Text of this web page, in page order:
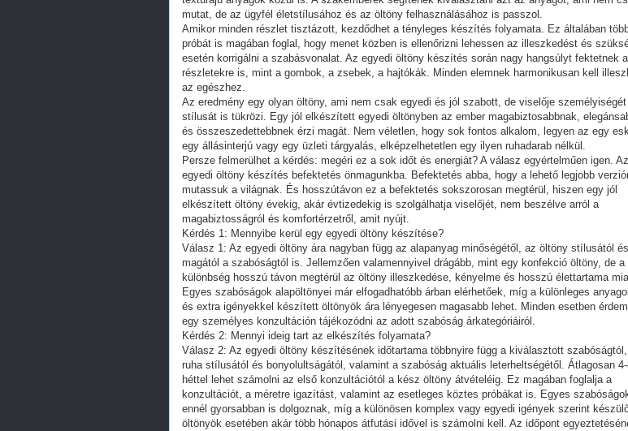
mutat, de az ügyfél életstílusához és az öltöny felhasználásához is passzol.
Amikor minden részlet tisztázott, kezdődhet a tényleges készítés folyamata. Ez általában
próbát is magában foglal, hogy menet közben is ellenőrizni lehessen az illeszkedést és
esetén korrigálni a szabásvonalat. Az egyedi öltöny készítés során nagy hangsúlyt fektetnek
részletekre is, mint a gombok, a zsebek, a hajtókák. Minden elemnek harmonikusan kell
az egészhez.
Az eredmény egy olyan öltöny, ami nem csak egyedi és jól szabott, de viselője személyiségét
stílusát is tükrözi. Egy jól elkészített egyedi öltönyben az ember magabiztosabbnak,
és összeszedettebbnek érzi magát. Nem véletlen, hogy sok fontos alkalom, legyen az egy
egy állásinterjú vagy egy üzleti tárgyalás, elképzelhetetlen egy ilyen ruhadarab nélkül.
Persze felmerülhet a kérdés: megéri ez a sok időt és energiát? A válasz egyértelműen igen. Az
egyedi öltöny készítés befektetés önmagunkba. Befektetés abba, hogy a lehető legjobb
mutassuk a világnak. És hosszútávon ez a befektetés sokszorosan megtérül, hiszen egy jól
elkészített öltöny évekig, akár évtizedekig is szolgálhatja viselőjét, nem beszélve arról a
magabiztosságról és komfortérzetről, amit nyújt.
Kérdés 1: Mennyibe kerül egy egyedi öltöny készítése?
Válasz 1: Az egyedi öltöny ára nagyban függ az alapanyag minőségétől, az öltöny stílusától és
magától a szabóságtól is. Jellemzően valamennyivel drágább, mint egy konfekció öltöny, de a
különbség hosszú távon megtérül az öltöny illeszkedése, kényelme és hosszú élettartama
Egyes szabóságok alapöltönyei már elfogadhatóbb árban elérhetőek, míg a különleges
és extra igényekkel készített öltönyök ára lényegesen magasabb lehet. Minden esetben
egy személyes konzultáción tájékozódni az adott szabóság árkategóriáiról.
Kérdés 2: Mennyi ideig tart az elkészítés folyamata?
Válasz 2: Az egyedi öltöny készítésének időtartama többnyire függ a kiválasztott
ruha stílusától és bonyolultságától, valamint a szabóság aktuális leterheltségétől. Átlagosan
héttel lehet számolni az első konzultációtól a kész öltöny átvételéig. Ez magában foglalja a
konzultációt, a méretre igazítást, valamint az esetleges köztes próbákat is. Egyes
ennél gyorsabban is dolgoznak, míg a különösen komplex vagy egyedi igények szerint
öltönyök esetében akár több hónapos átfutási idővel is számolni kell. Az időpont